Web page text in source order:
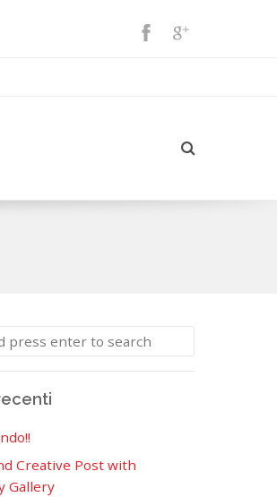
Creative Post with
Gallery